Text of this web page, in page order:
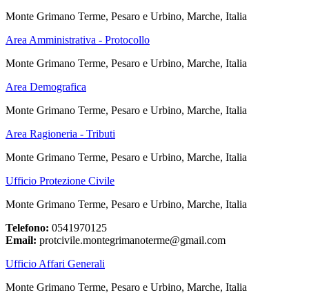
Monte Grimano Terme, Pesaro e Urbino, Marche, Italia
Area Amministrativa - Protocollo
Monte Grimano Terme, Pesaro e Urbino, Marche, Italia
Area Demografica
Monte Grimano Terme, Pesaro e Urbino, Marche, Italia
Area Ragioneria - Tributi
Monte Grimano Terme, Pesaro e Urbino, Marche, Italia
Ufficio Protezione Civile
Monte Grimano Terme, Pesaro e Urbino, Marche, Italia
Telefono: 0541970125
Email: protcivile.montegrimanoterme@gmail.com
Ufficio Affari Generali
Monte Grimano Terme, Pesaro e Urbino, Marche, Italia